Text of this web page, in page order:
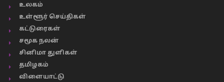
உலகம்
உள்ளூர் செய்திகள்
கட்டுரைகள்
சமூக நலன்
சினிமா துளிகள்
தமிழகம்
விளையாட்டு